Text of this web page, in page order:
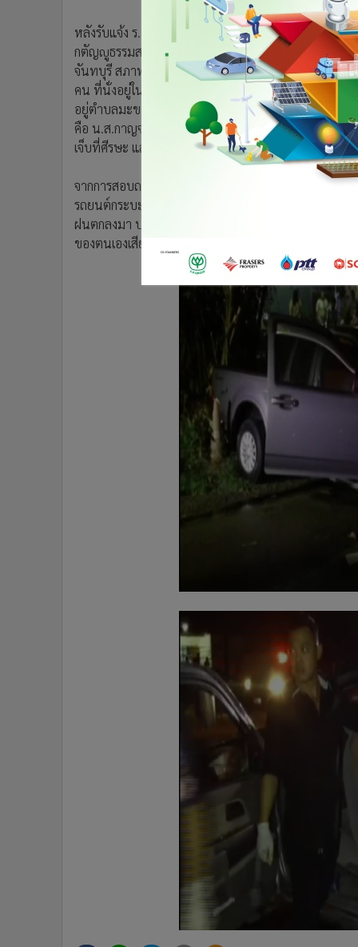
Celeb Online
Gotomanager
หลังรับแจ้ง ร.ต.ท.ศรีจันทร์ เรือนเงิน ร้อยเวรสถานีตำร
กตัญญูธรรมสถานจันทบุรี ได้รุดไปที่เกิดเหตุ เมื่อเดินท
จันทบุรี สภาพด้านข้างคนขับพังยับเยิน ใกล้กันพบต้นไม้
คน ที่นั่งอยู่ในแค็บ ทราบชื่อคือ นายนายไวพจน์ เพ็ญว
อยู่ตำบลมะขาม อำเภอมะขาม จังหวัดจันทบุรี ได้รับบาด
คือ น.ส.กาญจนา จูมมะณีย์ อายุ 20 ปี อยู่บ้านเลขที่ 13/
เจ็บที่ศีรษะ และมีบาดแผลตามร่างกาย และแขน
จากการสอบถาม นายลัทธพล แซ่เหลา คนขับรถยนต์กระ
รถยนต์กระบะเล่นที่อำเภอแหลมสิงห์ หลังเที่ยวเสร็จก็ได้
ฝนตกลงมา ประกอบเส้นทางดังกล่าวไม่มีไฟฟ้าส่องสว่า
ของตนเองเสียชีวิต และได้รับบาดเจ็บดังกล่าว